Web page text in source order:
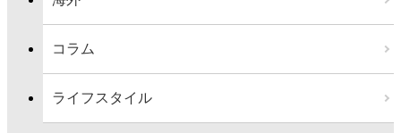
コラム
ライフスタイル